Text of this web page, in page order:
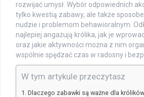
rozwijać umysł. Wybór odpowiednich
tylko kwestią zabawy, ale także
nudzie i problemom behawioralnym.
najlepiej angażują królika, jak je
oraz jakie aktywności można z nim
wspólnie spędzać czas w radosny i
W tym artykule przeczytasz
Dlaczego zabawki są ważne dla